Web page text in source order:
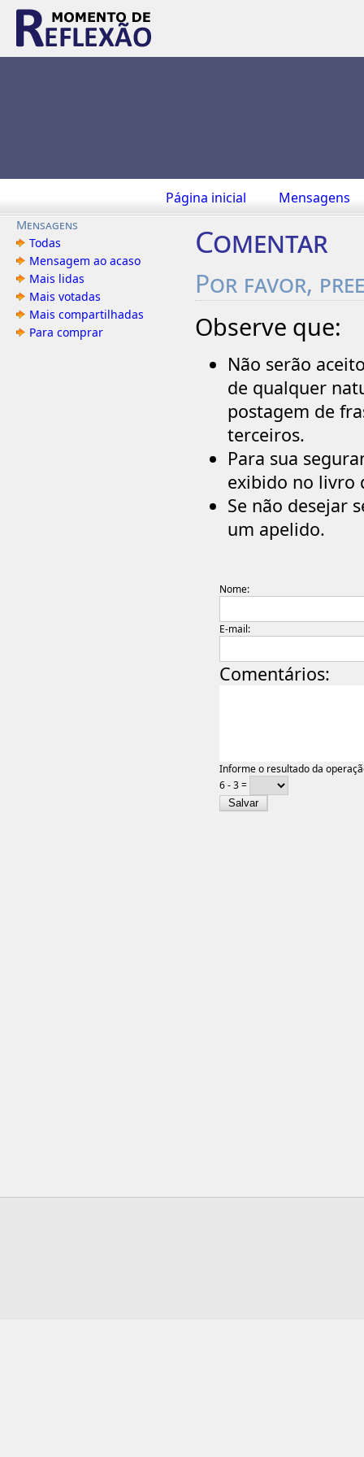
Página inicial Mensagens
Mensagens
Todas
Mensagem ao acaso
Mais lidas
Mais votadas
Mais compartilhadas
Para comprar
Comentar
Por favor,
Observe que:
Não serão
de qualquer
postagem de
terceiros.
Para sua
exibido no livro
Se não desejar
um apelido.
Nome:
E-mail:
Comentários:
Informe o resultado da
6 - 3 =